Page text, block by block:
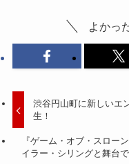
よかっ
渋谷円山町に新しいエ
生！
『ゲーム・オブ・スロー
イラー・シリングと舞台で